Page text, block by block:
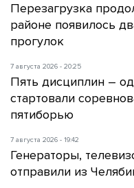
Перезагрузка
районе появилось
прогулок
7 августа 2026 - 20:25
Пять дисциплин –
стартовали
пятиборью
7 августа 2026 - 19:42
Генераторы,
отправили из